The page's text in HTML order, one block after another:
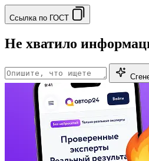
Ссылка по ГОСТ
Не хватило